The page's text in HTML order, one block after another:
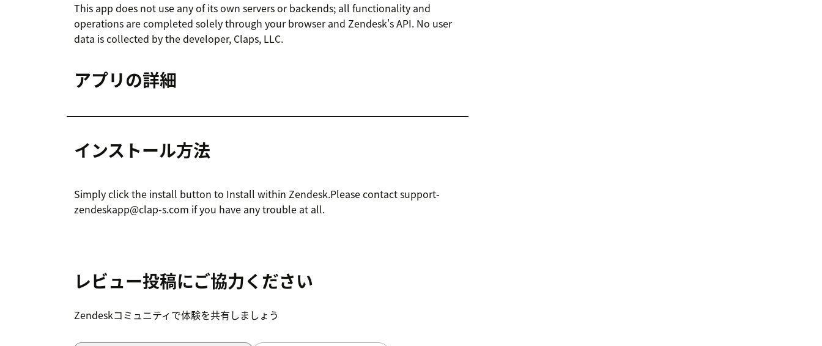
This app does not use any of its own servers or backends; all functionality and
operations are completed solely through your browser and Zendesk's API. No user
data is collected by the developer, Claps, LLC.
アプリの詳細
インストール方法
Simply click the install button to Install within Zendesk.Please contact support-
zendeskapp@clap-s.com if you have any trouble at all.
レビュー投稿にご協力ください
Zendeskコミュニティで体験を共有しましょう